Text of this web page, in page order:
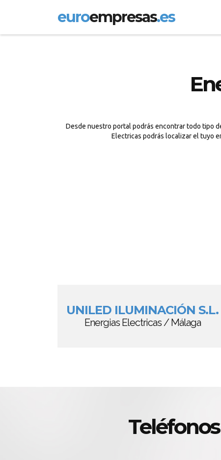
euroempresas.es
Desde nuestro portal podrás encontrar todo tipo
Electricas podrás localizar el tuyo
UNILED ILUMINACIÓN S.L.
Energias Electricas / Málaga